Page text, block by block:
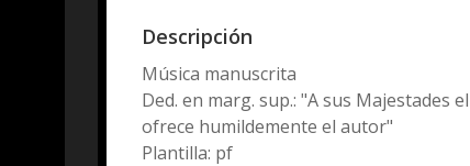
Descripción
Música manuscrita
Ded. en marg. sup.: "A sus Majestades
ofrece humildemente el autor"
Plantilla: pf